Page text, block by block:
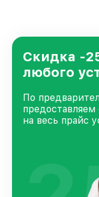
Скидка -
любого
По
на весь прайс